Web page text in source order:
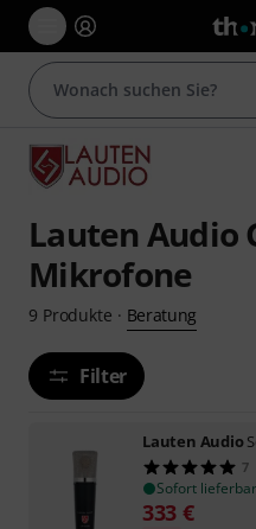
Lauten Audio
Mikrofone
9 Produkte · Beratung
Filter
Lauten Audio
7
Sofort lieferbar
333 €